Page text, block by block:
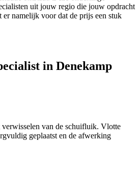
uit jouw regio die jouw opdracht
er namelijk voor dat de prijs een stuk
in Denekamp
van de schuifluik. Vlotte
geplaatst en de afwerking